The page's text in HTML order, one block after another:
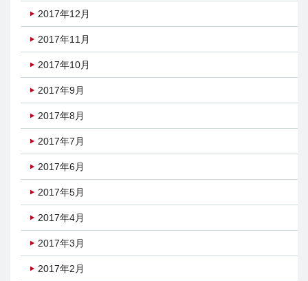
2017年12月
2017年11月
2017年10月
2017年9月
2017年8月
2017年7月
2017年6月
2017年5月
2017年4月
2017年3月
2017年2月